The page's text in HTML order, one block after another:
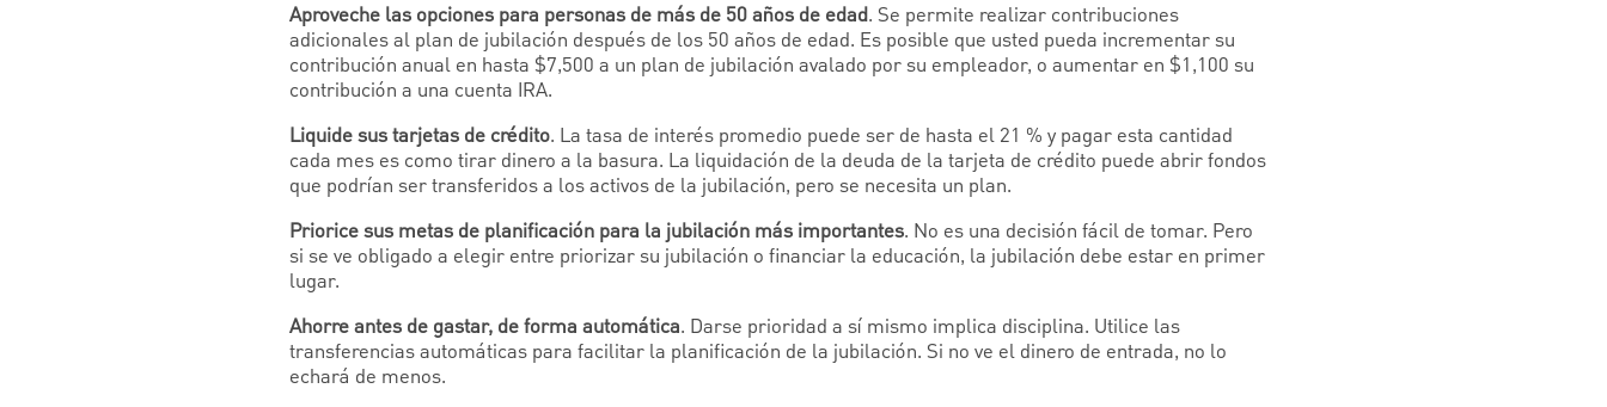
Aproveche las opciones para personas de más de 50 años de edad. Se permite realizar contribuciones
adicionales al plan de jubilación después de los 50 años de edad. Es posible que usted pueda incrementar su
contribución anual en hasta $7,500 a un plan de jubilación avalado por su empleador, o aumentar en $1,100 su
contribución a una cuenta IRA.
Liquide sus tarjetas de crédito. La tasa de interés promedio puede ser de hasta el 21 % y pagar esta cantidad
cada mes es como tirar dinero a la basura. La liquidación de la deuda de la tarjeta de crédito puede abrir fondos
que podrían ser transferidos a los activos de la jubilación, pero se necesita un plan.
Priorice sus metas de planificación para la jubilación más importantes. No es una decisión fácil de tomar. Pero
si se ve obligado a elegir entre priorizar su jubilación o financiar la educación, la jubilación debe estar en primer
lugar.
Ahorre antes de gastar, de forma automática. Darse prioridad a sí mismo implica disciplina. Utilice las
transferencias automáticas para facilitar la planificación de la jubilación. Si no ve el dinero de entrada, no lo
echará de menos.